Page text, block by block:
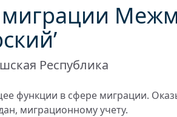
Республика
функции в сфере миграции.
миграционному учету.